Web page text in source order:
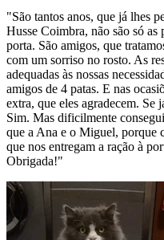
"São tantos anos, que já lhes
Husse Coimbra, não são só as
porta. São amigos, que
com um sorriso no rosto. As
adequadas às nossas
amigos de 4 patas. E nas
extra, que eles agradecem. Se
Sim. Mas dificilmente
que a Ana e o Miguel, porque
que nos entregam a ração à
Obrigada!"